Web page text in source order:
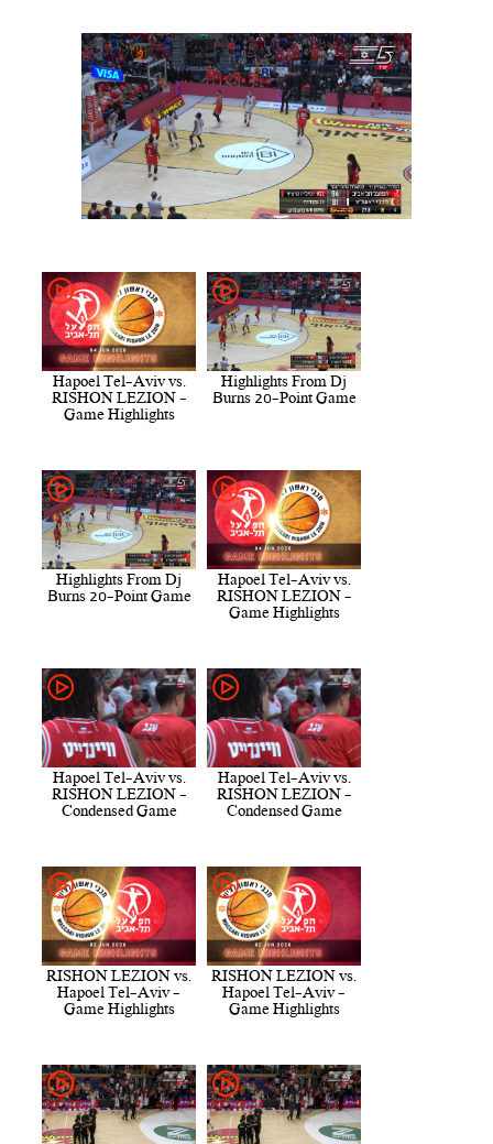
Highlights From Dj
Burns 20-Point Game
Hapoel Tel-Aviv vs.
RISHON LEZION -
Game Highlights
Hapoel Tel-Aviv vs.
RISHON LEZION -
Game Highlights
Highlights From Dj
Burns 20-Point Game
Hapoel Tel-Aviv vs.
RISHON LEZION -
Condensed Game
Hapoel Tel-Aviv vs.
RISHON LEZION -
Condensed Game
RISHON LEZION vs.
Hapoel Tel-Aviv -
Game Highlights
RISHON LEZION vs.
Hapoel Tel-Aviv -
Game Highlights